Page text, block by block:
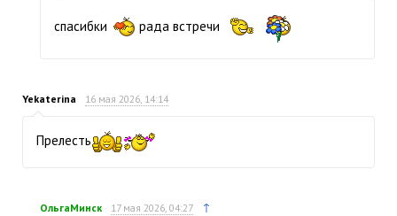
спасибки рада встречи
Yekaterina 16 мая 2026, 14:14
Прелесть
ОльгаМинск 17 мая 2026, 04:27 ↑